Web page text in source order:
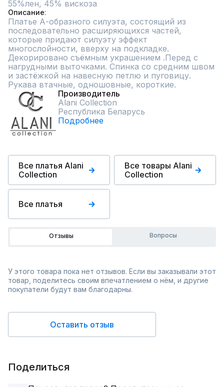
Описание
Платье А-образного силуэта, состоящий из
последовательно расширяющихся частей,
которые придают силуэту эффект
многослойности, вверху на подкладке.
Декорировано съёмным украшением .Перед с
нагрудными выточками. Спинка со средним швом
и застёжкой на навесную петлю и пуговицу.
Рукава втачные, одношовные, короткие.
Производитель
Alani Collection
Республика Беларусь
Подробнее
Все платья Alani
Collection
Все товары Alani
Collection
Все платья
Отзывы Вопросы
У этого товара пока нет отзывов. Если вы заказывали этот
товар, поделитесь своим впечатлением о нём, и другие
покупатели будут вам благодарны.
Оставить отзыв
Поделиться